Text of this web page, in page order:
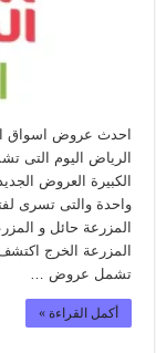
احدث عروض اسواق
الرياض اليوم التى
الكبيرة العروض
واحدة والتى تسرى
المزرعة حائل و
تشمل عروض …
أكمل القراءة »